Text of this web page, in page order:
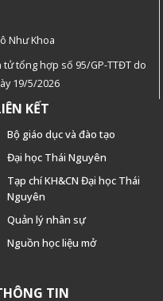
Như Khoa
tổng hợp số 95/GP-TTĐT do
19/5/2026
KẾT
Bộ giáo dục và đào tạo
Đại học Thái Nguyên
Tạp chí KH&CN Đại học Thái
Nguyên
Quản lý nhân sự
Nguồn học liệu mở
TIN